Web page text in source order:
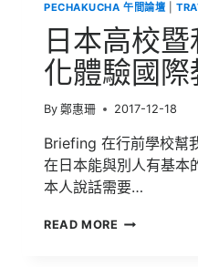
PECHAKUCHA 午間論壇 |
日本高校
化體驗國
By 鄭惠珊 2017-12-18
Briefing 在行前學校幫
在日本能與別人有基本
本人說話需要…
READ MORE 日